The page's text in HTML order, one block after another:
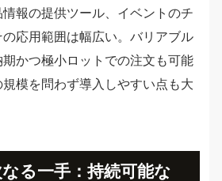
報の提供ツール、イベントのチ
応用範囲は幅広い。バリアブル
かつ極小ロットでの注文も可能
模を問わず導入しやすい点も大
る一手：持続可能な